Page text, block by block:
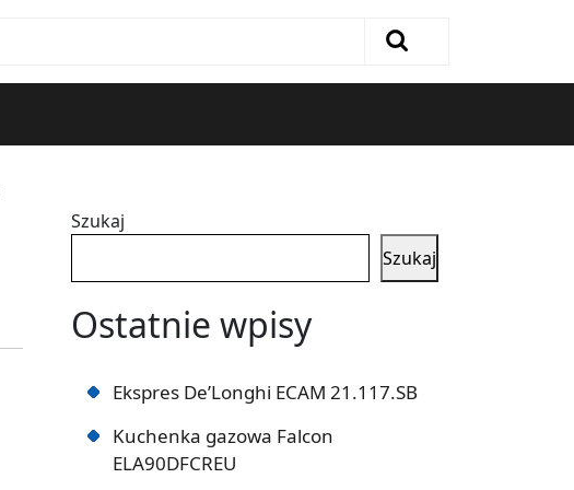
Szukaj
Szukaj
Ostatnie wpisy
Ekspres De’Longhi ECAM 21.117.SB
Kuchenka gazowa Falcon
ELA90DFCREU